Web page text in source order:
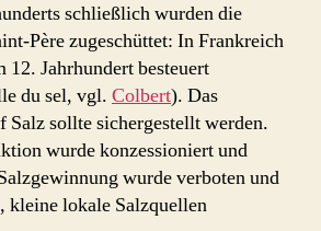
schließlich wurden die
Père zugeschüttet: In Frankreich
12. Jahrhundert besteuert
du sel, vgl. Colbert). Das
Salz sollte sichergestellt werden.
wurde konzessioniert und
wurde verboten und
kleine lokale Salzquellen